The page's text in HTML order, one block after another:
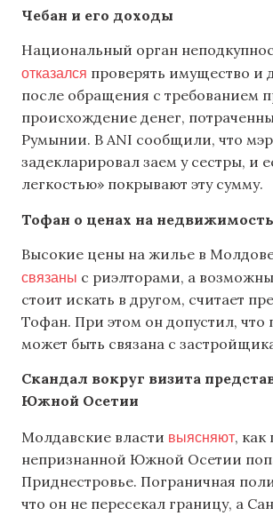
Чебан и его доходы
Национальный орган
отказался проверять имущество и
после обращения с требованием
происхождение денег,
Румынии. В ANI сообщили, что мэр
задекларировал заем у сестры, и
легкостью» покрывают эту сумму.
Тофан о ценах на недвижимость
Высокие цены на жилье в
связаны с риэлторами, а
стоит искать в другом, считает
Тофан. При этом он допустил, что
может быть связана с
Скандал вокруг визита
Южной Осетии
Молдавские власти выясняют, как
непризнанной Южной Осетии
Приднестровье. Пограничная
что он не пересекал границу, а